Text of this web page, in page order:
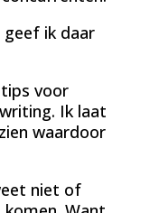
ik daar
voor
Ik laat
waardoor
niet of